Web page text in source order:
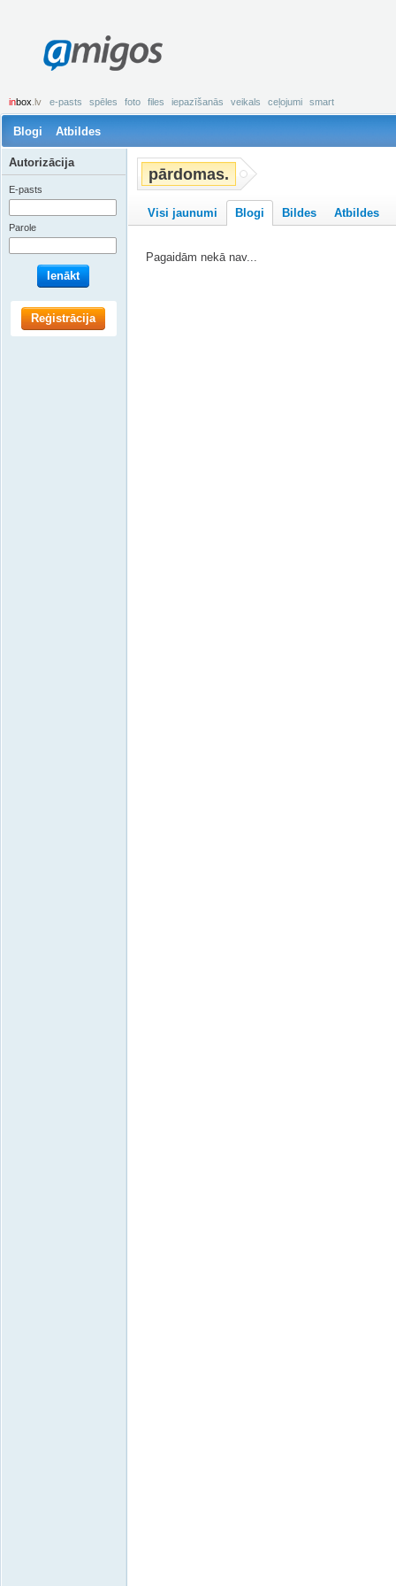
amigos
inbox .lv e-pasts spēles foto files iepazīšanās veikals ceļojumi smart
Blogi Atbildes
pārdomas.
Visi jaunumi Blogi Bildes Atbildes
Pagaidām nekā nav...
Autorizācija
E-pasts
Parole
Ienākt
Reģistrācija